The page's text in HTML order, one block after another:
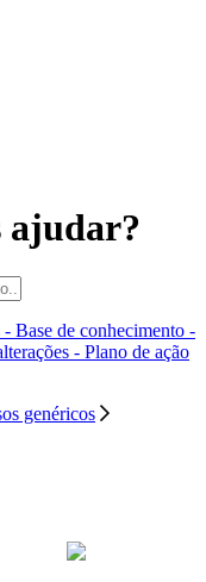
ajudar?
Base de conhecimento -
- Plano de ação
genéricos